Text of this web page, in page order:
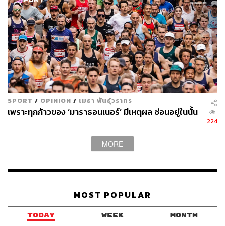
ROXY ACTIVE BY NATURE 2025
งานวิ่งและโยคะจาก Roxy ที่อยากเชิญชวนให้ผู้หญิงทุกคน
มาโชว์ความแข็งแกร่งและพลังของผู้หญิงที่มีมากกว่าความ
สวยงาม กับกิจกรรมเพื่อสุขภาพที่จัดมาเพื่อผู้หญิงโดยเฉพาะ
อย่าพลาด ภายในงานกับ สินค้า Limited Edition จาก
วางจำหน่ายที่อื่นและโชว์พิเศษ ROXY SUNSET CHORUS
ที่จะมอบความประทับใจไม่รู้ลืมในงานวิ่งครั้งนี้ เตรียมตัวให้
พร้อมมาเติมพลังและแรงบันดาลใจจากผู้หญิงถึงผู้หญิงด้วย
SPORT / OPINION / เมธา พันธุ์วราทร
เพราะทุกก้าวของ ‘มาราธอนเนอร์’ มีเหตุผล ซ่อนอยู่ในนั้น
224
MORE
MOST POPULAR
TODAY WEEK MONTH